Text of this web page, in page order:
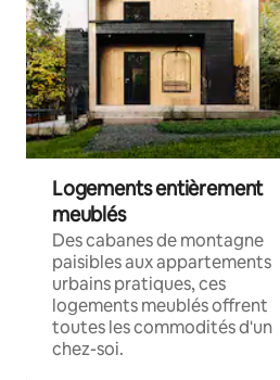
Logements entièrement
meublés
Des cabanes de montagne
paisibles aux appartements
urbains pratiques, ces
logements meublés offrent
toutes les commodités d'un
chez-soi.